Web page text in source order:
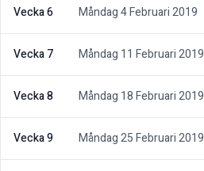
Vecka 6 Måndag 4 Februari 2019
Vecka 7 Måndag 11 Februari 2019
Vecka 8 Måndag 18 Februari 2019
Vecka 9 Måndag 25 Februari 2019